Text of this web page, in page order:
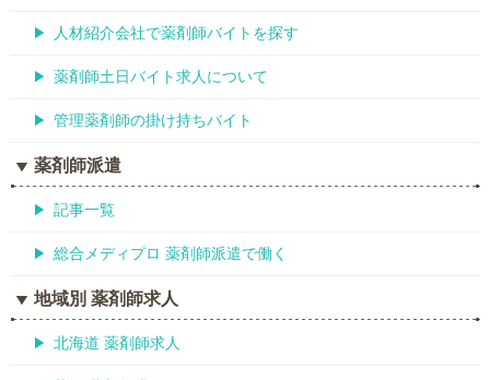
人材紹介会社で薬剤師バイトを探す
薬剤師土日バイト求人について
管理薬剤師の掛け持ちバイト
薬剤師派遣
記事一覧
総合メディプロ 薬剤師派遣で働く
地域別 薬剤師求人
北海道 薬剤師求人